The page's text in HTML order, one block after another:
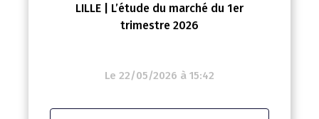
LILLE | L’étude du marché du 1er
trimestre 2026
Le 22/05/2026 à 15:42